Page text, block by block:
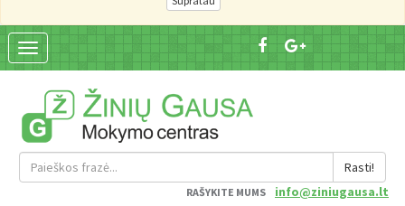
Suskleisti
navigaciją
Rasti!
RAŠYKITE MUMS info@ziniugausa.lt